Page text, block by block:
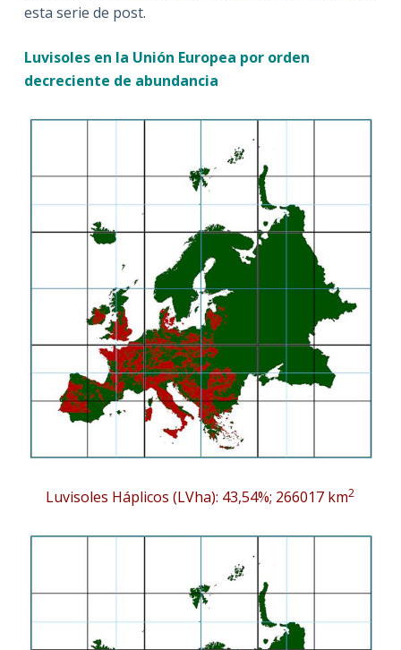
esta serie de post.
Luvisoles en la Unión Europea por orden
decreciente de abundancia
Luvisoles Háplicos (LVha): 43,54%; 266017 km2